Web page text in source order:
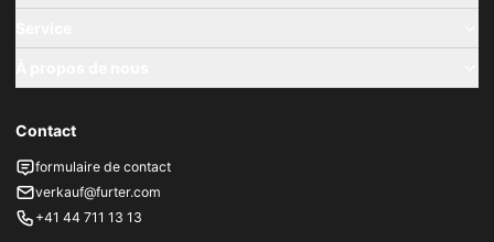
Contact
formulaire de contact
verkauf@furter.com
+41 44 711 13 13